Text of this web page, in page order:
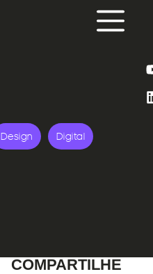
Design Digital
COMPARTILHE